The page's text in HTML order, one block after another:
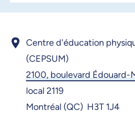
Centre d'éducation
(CEPSUM)
2100, boulevard
local 2119
Montréal (QC) H3T 1J4